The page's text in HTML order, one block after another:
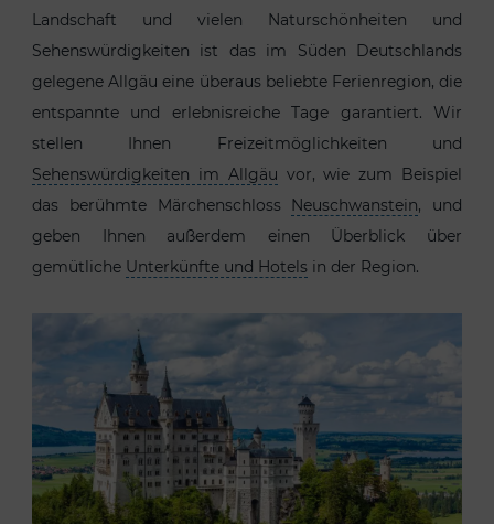
Landschaft und vielen Naturschönheiten und
Sehenswürdigkeiten ist das im Süden Deutschlands
gelegene Allgäu eine überaus beliebte Ferienregion, die
entspannte und erlebnisreiche Tage garantiert. Wir
stellen Ihnen Freizeitmöglichkeiten und
Sehenswürdigkeiten im Allgäu vor, wie zum Beispiel
das berühmte Märchenschloss Neuschwanstein, und
geben Ihnen außerdem einen Überblick über
gemütliche Unterkünfte und Hotels in der Region.